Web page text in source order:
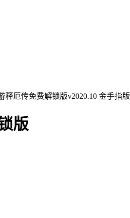
释厄传免费解锁版v2020.10 金手指版
版